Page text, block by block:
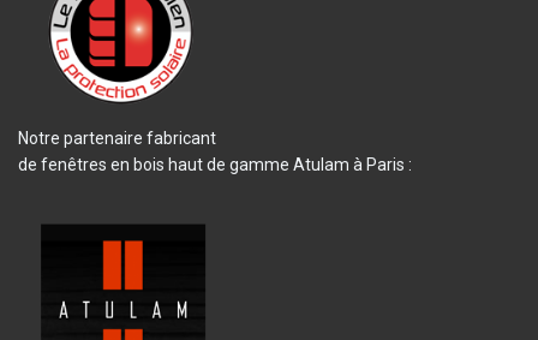
Notre partenaire fabricant
de fenêtres en bois haut de gamme Atulam à Paris :